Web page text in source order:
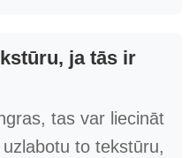
ja tās ir
tas var liecināt
to tekstūru,